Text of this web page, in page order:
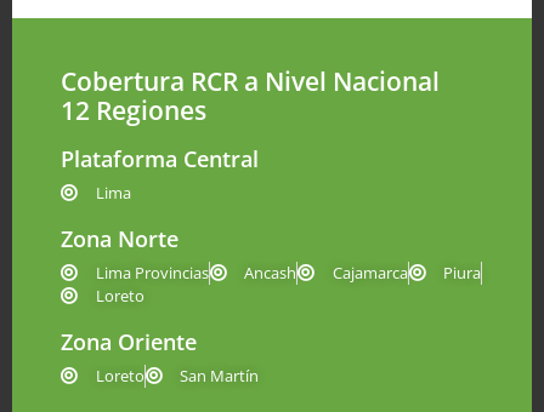
Cobertura RCR a Nivel Nacional
12 Regiones
Plataforma Central
Lima
Zona Norte
Lima Provincias Ancash Cajamarca
Piura
Loreto
Zona Oriente
Loreto San Martín